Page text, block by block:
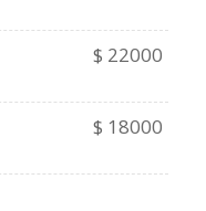
$ 22000
$ 18000